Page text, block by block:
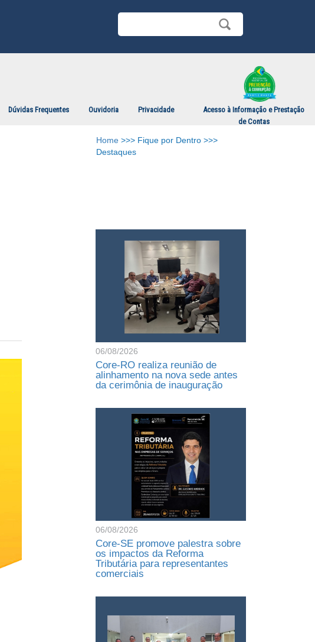
Dúvidas Frequentes Ouvidoria Privacidade
Acesso à Informação e Prestação
de Contas
Home >>> Fique por Dentro >>>
Destaques
06/08/2026
Core-RO realiza reunião de
alinhamento na nova sede antes
da cerimônia de inauguração
06/08/2026
Core-SE promove palestra sobre
os impactos da Reforma
Tributária para representantes
comerciais